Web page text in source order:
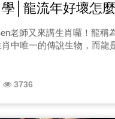
│龍流年好壞怎
老師又來講生肖囉！龍稱
中唯一的傳說生物，而龍
3736